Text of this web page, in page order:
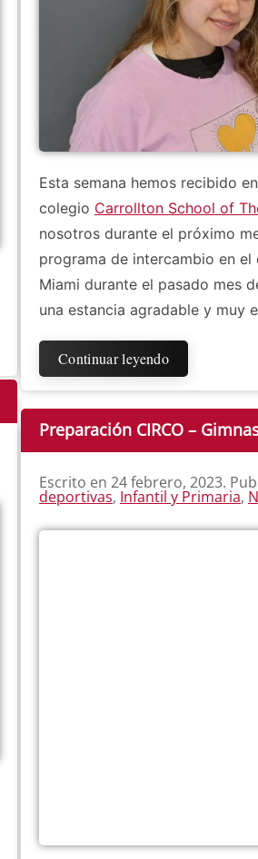
Esta semana hemos recibido
colegio Carrollton School of
nosotros durante el próximo
programa de intercambio en el
Miami durante el pasado mes
una estancia agradable y muy
Continuar leyendo
Preparación CIRCO –
Escrito en 24 febrero, 2023.
deportivas, Infantil y Primaria,